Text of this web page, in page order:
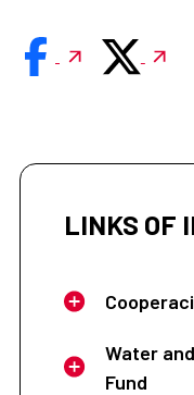
LINKS OF
Water
Fund